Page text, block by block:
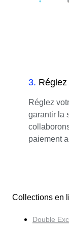
3.
Réglez
garantir la
paiement
Collections en
Double